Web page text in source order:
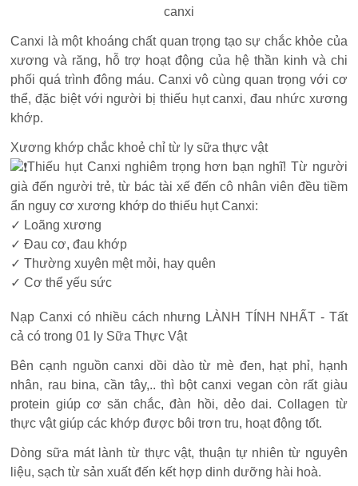
canxi
Canxi là một khoáng chất quan trọng tạo sự chắc khỏe của
xương và răng, hỗ trợ hoạt động của hệ thần kinh và chi
phối quá trình đông máu. Canxi vô cùng quan trọng với cơ
thể, đặc biệt với người bị thiếu hụt canxi, đau nhức xương
khớp.
Xương khớp chắc khoẻ chỉ từ ly sữa thực vật
Thiếu hụt Canxi nghiêm trọng hơn bạn nghĩ! Từ người
già đến người trẻ, từ bác tài xế đến cô nhân viên đều tiềm
ẩn nguy cơ xương khớp do thiếu hụt Canxi:
✓ Loãng xương
✓ Đau cơ, đau khớp
✓ Thường xuyên mệt mỏi, hay quên
✓ Cơ thể yếu sức
Nạp Canxi có nhiều cách nhưng LÀNH TÍNH NHẤT - Tất
cả có trong 01 ly Sữa Thực Vật
Bên cạnh nguồn canxi dồi dào từ mè đen, hạt phỉ, hạnh
nhân, rau bina, cần tây,.. thì bột canxi vegan còn rất giàu
protein giúp cơ săn chắc, đàn hồi, dẻo dai. Collagen từ
thực vật giúp các khớp được bôi trơn tru, hoạt động tốt.
Dòng sữa mát lành từ thực vật, thuận tự nhiên từ nguyên
liệu, sạch từ sản xuất đến kết hợp dinh dưỡng hài hoà.